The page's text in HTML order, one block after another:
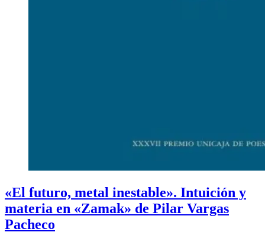
«El futuro, metal inestable». Intuición y
materia en «Zamak» de Pilar Vargas
Pacheco